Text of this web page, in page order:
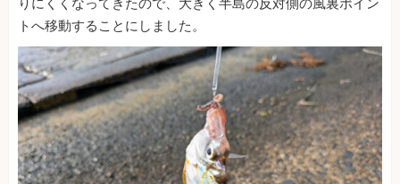
りにくくなってきたので、大きく半島の反対側の風裏ポイン
トへ移動することにしました。